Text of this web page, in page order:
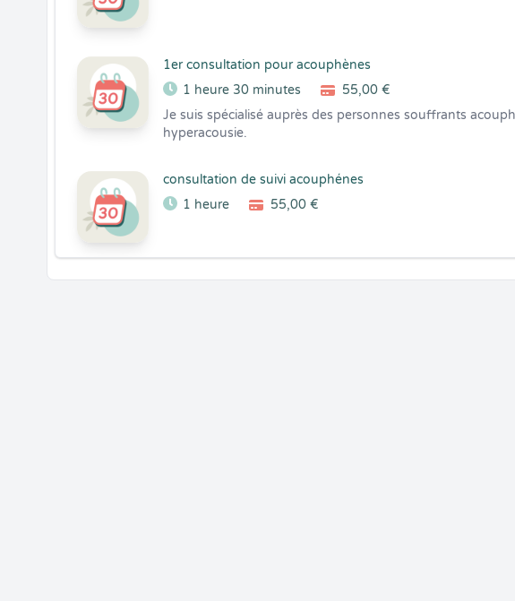
1er consultation pour acouphènes
1 heure 30 minutes
55,00 €
Je suis spécialisé auprès des personnes souffrants
hyperacousie.
consultation de suivi acouphénes
1 heure
55,00 €